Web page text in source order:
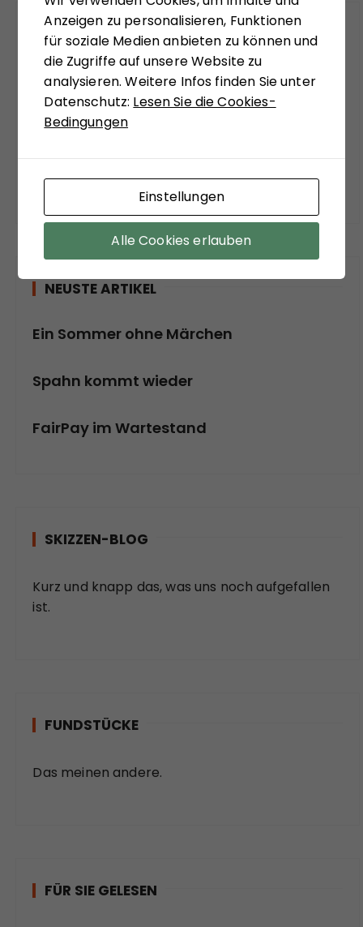
PODCAST
So Zu Sagen – Unsere Gedanken hören!
NEUSTE ARTIKEL
Ein Sommer ohne Märchen
Spahn kommt wieder
FairPay im Wartestand
SKIZZEN-BLOG
Kurz und knapp das, was uns noch aufgefallen
ist.
FUNDSTÜCKE
Das meinen andere.
FÜR SIE GELESEN
Anzeigen zu personalisieren, Funktionen
für soziale Medien anbieten zu können und
die Zugriffe auf unsere Website zu
analysieren. Weitere Infos finden Sie unter
Datenschutz: Lesen Sie die Cookies-
Bedingungen
Einstellungen
Alle Cookies erlauben